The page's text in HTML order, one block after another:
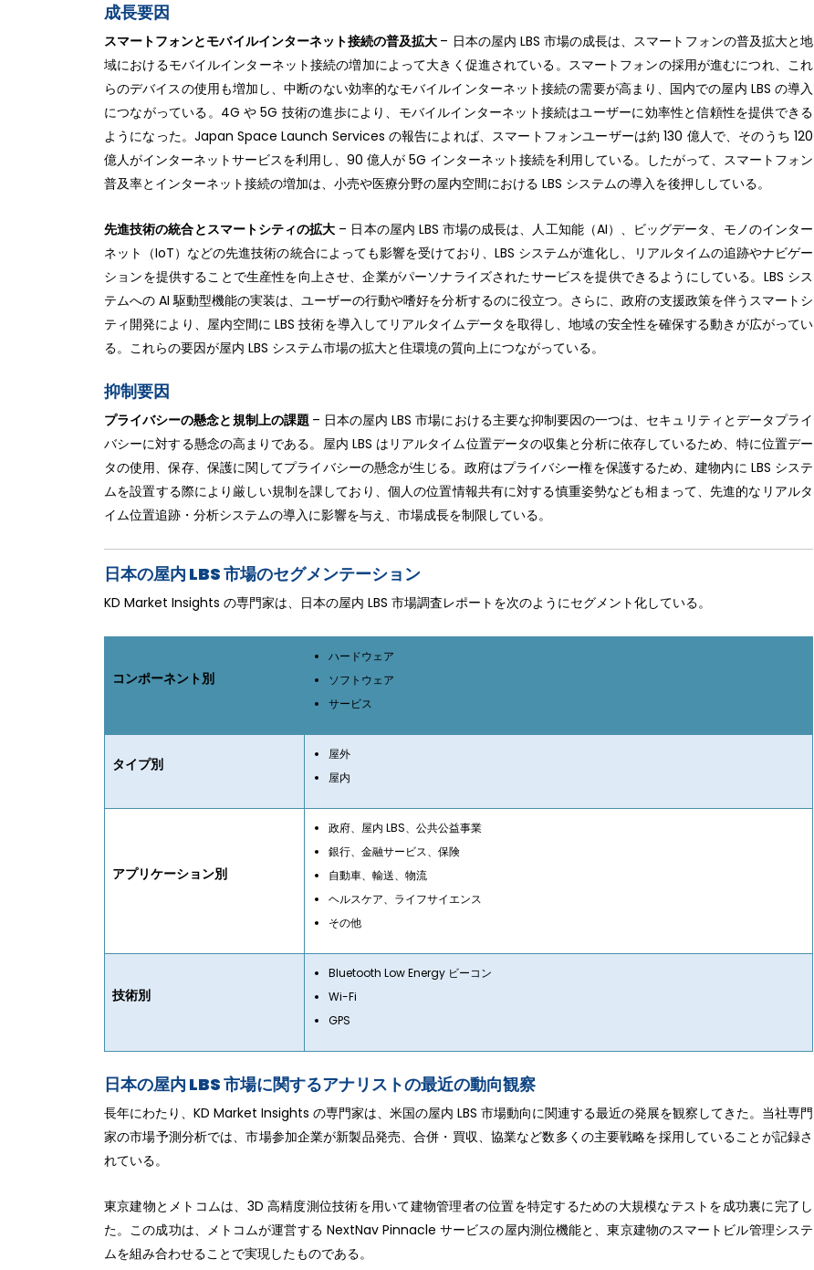
成長要因
スマートフォンとモバイルインターネット接続の普及拡大– 日本の屋内 LBS 市場の成長は、スマートフォンの普及拡大と地
域におけるモバイルインターネット接続の増加によって大きく促進されている。スマートフォンの採用が進むにつれ、これ
らのデバイスの使用も増加し、中断のない効率的なモバイルインターネット接続の需要が高まり、国内での屋内 LBS の導入
につながっている。4G や 5G 技術の進歩により、モバイルインターネット接続はユーザーに効率性と信頼性を提供できる
ようになった。Japan Space Launch Services の報告によれば、スマートフォンユーザーは約 130 億人で、そのうち 120
億人がインターネットサービスを利用し、90 億人が 5G インターネット接続を利用している。したがって、スマートフォン
普及率とインターネット接続の増加は、小売や医療分野の屋内空間における LBS システムの導入を後押ししている。
先進技術の統合とスマートシティの拡大– 日本の屋内 LBS 市場の成長は、人工知能（AI）、ビッグデータ、モノのインター
ネット（IoT）などの先進技術の統合によっても影響を受けており、LBS システムが進化し、リアルタイムの追跡やナビゲー
ションを提供することで生産性を向上させ、企業がパーソナライズされたサービスを提供できるようにしている。LBS シス
テムへの AI 駆動型機能の実装は、ユーザーの行動や嗜好を分析するのに役立つ。さらに、政府の支援政策を伴うスマートシ
ティ開発により、屋内空間に LBS 技術を導入してリアルタイムデータを取得し、地域の安全性を確保する動きが広がってい
る。これらの要因が屋内 LBS システム市場の拡大と住環境の質向上につながっている。
抑制要因
プライバシーの懸念と規制上の課題 – 日本の屋内 LBS 市場における主要な抑制要因の一つは、セキュリティとデータプライ
バシーに対する懸念の高まりである。屋内 LBS はリアルタイム位置データの収集と分析に依存しているため、特に位置デー
タの使用、保存、保護に関してプライバシーの懸念が生じる。政府はプライバシー権を保護するため、建物内に LBS システ
ムを設置する際により厳しい規制を課しており、個人の位置情報共有に対する慎重姿勢なども相まって、先進的なリアルタ
イム位置追跡・分析システムの導入に影響を与え、市場成長を制限している。
日本の屋内 LBS 市場のセグメンテーション
KD Market Insights の専門家は、日本の屋内 LBS 市場調査レポートを次のようにセグメント化している。
コンポーネント別
ハードウェア
ソフトウェア
サービス
タイプ別
屋外
屋内
アプリケーション別
政府、屋内 LBS、公共公益事業
銀行、金融サービス、保険
自動車、輸送、物流
ヘルスケア、ライフサイエンス
その他
技術別
Bluetooth Low Energy ビーコン
Wi-Fi
GPS
日本の屋内 LBS 市場に関するアナリストの最近の動向観察
長年にわたり、KD Market Insights の専門家は、米国の屋内 LBS 市場動向に関連する最近の発展を観察してきた。当社専門
家の市場予測分析では、市場参加企業が新製品発売、合併・買収、協業など数多くの主要戦略を採用していることが記録さ
れている。
東京建物とメトコムは、3D 高精度測位技術を用いて建物管理者の位置を特定するための大規模なテストを成功裏に完了し
た。この成功は、メトコムが運営する NextNav Pinnacle サービスの屋内測位機能と、東京建物のスマートビル管理システ
ムを組み合わせることで実現したものである。